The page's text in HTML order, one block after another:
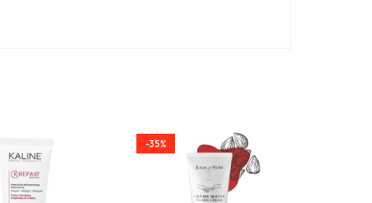
-35%